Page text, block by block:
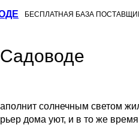
БЕСПЛАТНАЯ БАЗА
солнечным светом
дома уют, и в то же